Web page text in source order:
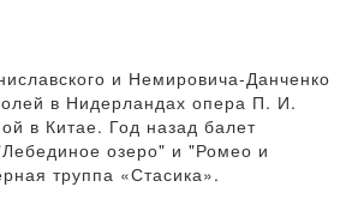
и Немировича-Данченко
в Нидерландах опера П. И.
в Китае. Год назад балет
озеро" и "Ромео и
труппа «Стасика».